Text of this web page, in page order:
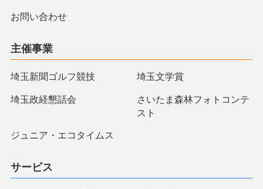
お問い合わせ
主催事業
埼玉新聞ゴルフ競技 埼玉文学賞
埼玉政経懇話会
さいたま森林フォトコンテ
スト
ジュニア・エコタイムス
サービス